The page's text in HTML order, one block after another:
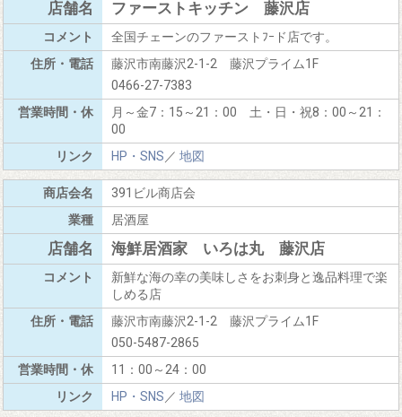
ファーストキッチン 藤沢店
全国チェーンのファーストﾌｰド店です。
藤沢市南藤沢2-1-2 藤沢プライム1F
0466-27-7383
月～金7：15～21：00 土・日・祝8：00～21：
00
HP・SNS／ 地図
391ビル商店会
居酒屋
海鮮居酒家 いろは丸 藤沢店
新鮮な海の幸の美味しさをお刺身と逸品料理で楽
しめる店
藤沢市南藤沢2-1-2 藤沢プライム1F
050-5487-2865
11：00～24：00
HP・SNS／ 地図